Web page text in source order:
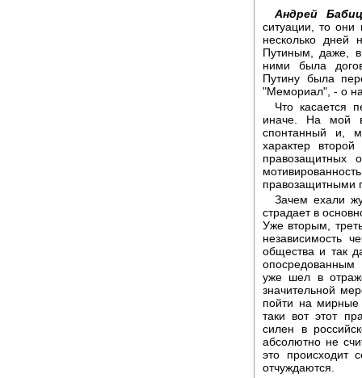
Андрей
ситуации, то
несколько дней
Путиным, даже,
ними была
Путину была
"Мемориал", - о
Что касается
иначе. На мой
спонтанный и,
характер
правозащитных
правозащитными
Зачем ехали
страдает в
Уже вторым,
независимость
общества и так
уже шел в
значительной
пойти на мирные
таки вот этот
силен в
абсолютно не
это происходит
отчуждаются.